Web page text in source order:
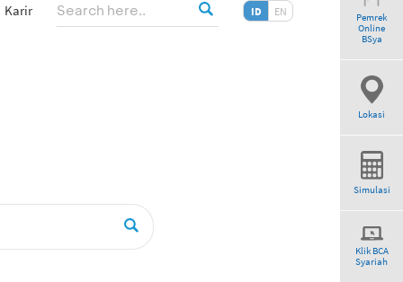
Karir ID EN
Pemrek
Online
BSya
Lokasi
Simulasi
Klik BCA
Syariah